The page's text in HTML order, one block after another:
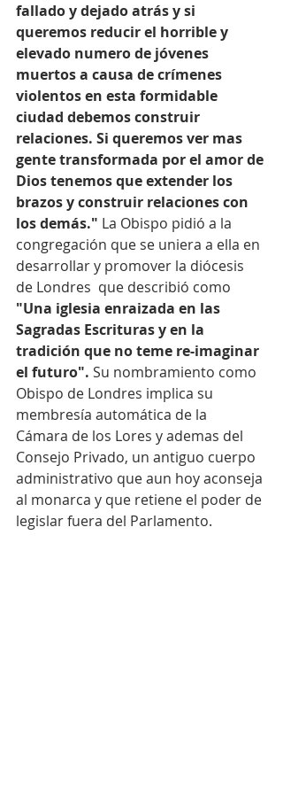
fallado y dejado atrás y si
queremos reducir el horrible y
elevado numero de jóvenes
muertos a causa de crímenes
violentos en esta formidable
ciudad debemos construir
relaciones. Si queremos ver mas
gente transformada por el amor de
Dios tenemos que extender los
brazos y construir relaciones con
los demás." La Obispo pidió a la
congregación que se uniera a ella en
desarrollar y promover la diócesis
de Londres  que describió como
"Una iglesia enraizada en las
Sagradas Escrituras y en la
tradición que no teme re-imaginar
el futuro". Su nombramiento como
Obispo de Londres implica su
membresía automática de la
Cámara de los Lores y ademas del
Consejo Privado, un antiguo cuerpo
administrativo que aun hoy aconseja
al monarca y que retiene el poder de
legislar fuera del Parlamento.